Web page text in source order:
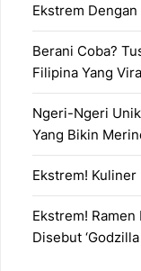
Ekstrem
Berani Coba?
Filipina Yang
Ngeri-Ngeri
Yang Bikin
Ekstrem! Kuliner
Ekstrem!
Disebut ‘Godzilla